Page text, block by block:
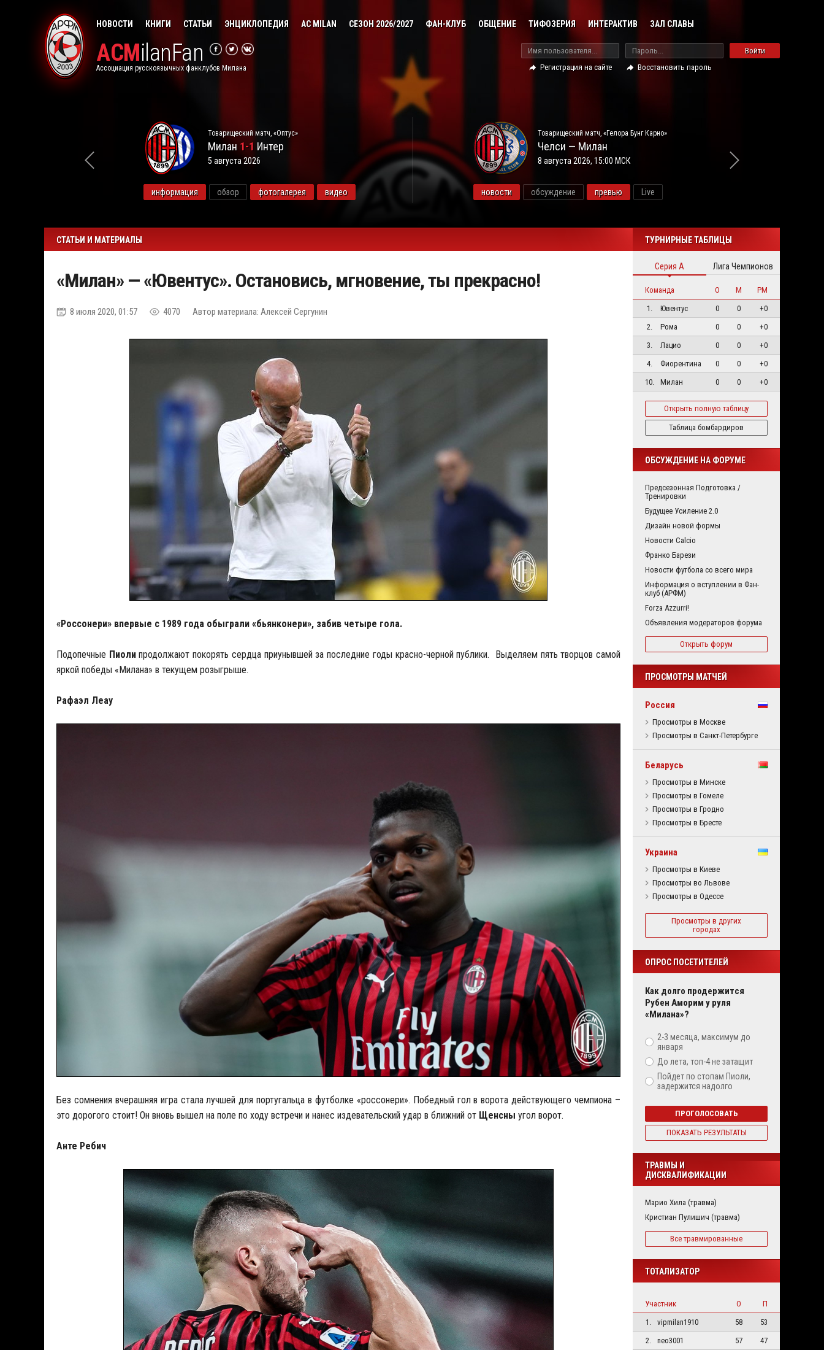
НОВОСТИ КНИГИ СТАТЬИ ЭНЦИКЛОПЕДИЯ AC MILAN СЕЗОН 2026/2027 ФАН-КЛУБ ОБЩЕНИЕ ТИФОЗЕРИЯ ИНТЕРАКТИВ ЗАЛ СЛАВЫ
ACMilanFan
Ассоциация русскоязычных фанклубов Милана
Войти
Регистрация на сайте
Восстановить пароль
Товарищеский матч, «Оптус»
Милан 1-1 Интер
5 августа 2026
информация обзор фотогалерея видео
Товарищеский матч, «Гелора Бунг Карно»
Челси — Милан
8 августа 2026, 15:00 МСК
новости обсуждение превью Live
СТАТЬИ И МАТЕРИАЛЫ
«Милан» — «Ювентус». Остановись, мгновение, ты прекрасно!
8 июля 2020, 01:57 4070 Автор материала: Алексей Сергунин
«Россонери» впервые с 1989 года обыграли «бьянконери», забив четыре гола.
Подопечные Пиолипродолжают покорять сердца приунывшей за последние годы красно-черной публики. Выделяем пять творцов самой
яркой победы «Милана» в текущем розыгрыше.
Рафаэл Леау
Без сомнения вчерашняя игра стала лучшей для португальца в футболке «россонери». Победный гол в ворота действующего чемпиона –
это дорогого стоит! Он вновь вышел на поле по ходу встречи и нанес издевательский удар в ближний от Щенсны угол ворот.
Анте Ребич
ТУРНИРНЫЕ ТАБЛИЦЫ
Серия А Лига Чемпионов
Команда О М
РМ
1.
Ювентус 0 0
+0
2.
Рома 0 0
+0
3.
Лацио 0 0
+0
4.
Фиорентина 0 0
+0
10.
Милан 0 0 +0
Открыть полную таблицу
Таблица бомбардиров
ОБСУЖДЕНИЕ НА ФОРУМЕ
Предсезонная Подготовка /
Тренировки
Будущее Усиление 2.0
Дизайн новой формы
Новости Calcio
Франко Барези
Новости футбола со всего мира
Информация о вступлении в Фан-
клуб (АРФМ)
Forza Azzurri!
Объявления модераторов форума
Открыть форум
ПРОСМОТРЫ МАТЧЕЙ
Россия
Просмотры в Москве
Просмотры в Санкт-Петербурге
Беларусь
Просмотры в Минске
Просмотры в Гомеле
Просмотры в Гродно
Просмотры в Бресте
Украина
Просмотры в Киеве
Просмотры во Львове
Просмотры в Одессе
Просмотры в других
городах
ОПРОС ПОСЕТИТЕЛЕЙ
Как долго продержится
Рубен Аморим у руля
«Милана»?
2-3 месяца, максимум до
января
До лета, топ-4 не затащит
Пойдет по стопам Пиоли,
задержится надолго
ПРОГОЛОСОВАТЬ
ПОКАЗАТЬ РЕЗУЛЬТАТЫ
ТРАВМЫ И
ДИСКВАЛИФИКАЦИИ
Марио Хила (травма)
Кристиан Пулишич (травма)
Все травмированные
ТОТАЛИЗАТОР
Участник О
П
1.
vipmilan1910 58
53
2.
neo3001 57
47